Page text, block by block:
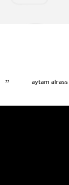
aytam alrass